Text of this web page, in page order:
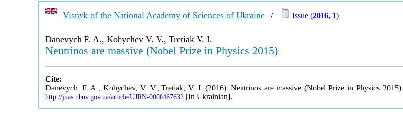
Visnyk of the National Academy of Sciences of Ukraine/ Issue (2016, 1)
Danevych F. A., Kobychev V. V., Tretiak V. I.
Neutrinos are massive (Nobel Prize in Physics 2015)
Cite:
Danevych, F. A., Kobychev, V. V., Tretiak, V. I. (2016). Neutrinos are massive (Nobel Prize in Physics 2015).
http://jnas.nbuv.gov.ua/article/UJRN-0000467632 [In Ukrainian].